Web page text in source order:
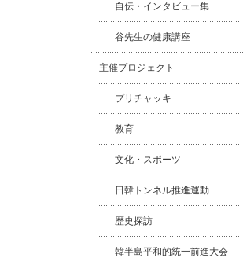
自伝・インタビュー集
谷先生の健康講座
主催プロジェクト
プリチャッキ
教育
文化・スポーツ
日韓トンネル推進運動
歴史探訪
韓半島平和的統一前進大会